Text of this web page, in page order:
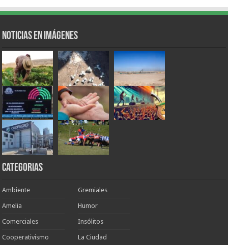
Noticias en Imágenes
Categorias
Ambiente
Amelia
Comerciales
Cooperativismo
Gremiales
Humor
Insólitos
La Ciudad